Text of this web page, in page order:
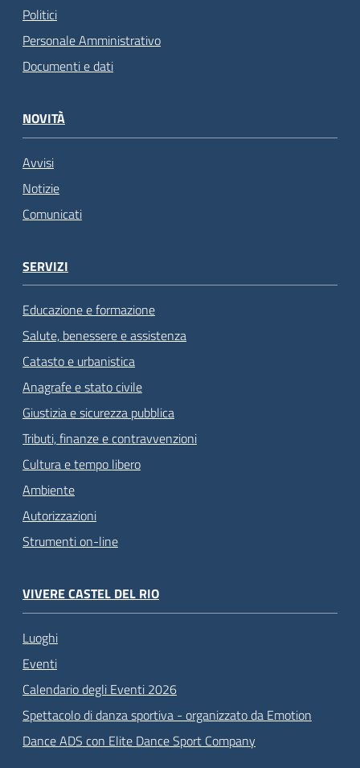
Politici
Personale Amministrativo
Documenti e dati
NOVITÀ
Avvisi
Notizie
Comunicati
SERVIZI
Educazione e formazione
Salute, benessere e assistenza
Catasto e urbanistica
Anagrafe e stato civile
Giustizia e sicurezza pubblica
Tributi, finanze e contravvenzioni
Cultura e tempo libero
Ambiente
Autorizzazioni
Strumenti on-line
VIVERE CASTEL DEL RIO
Luoghi
Eventi
Calendario degli Eventi 2026
Spettacolo di danza sportiva - organizzato da Emotion
Dance ADS con Elite Dance Sport Company